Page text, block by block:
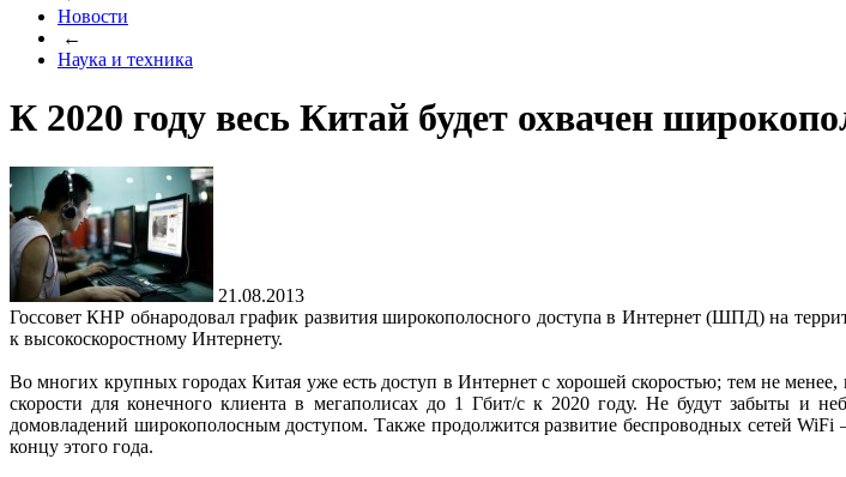
Новости
←
Наука и техника
К 2020 году весь Китай будет охвачен
21.08.2013
Госсовет КНР обнародовал график развития широкополосного доступа в Интернет (ШПД) на
к высокоскоростному Интернету.
Во многих крупных городах Китая уже есть доступ в Интернет с хорошей скоростью; тем не
скорости для конечного клиента в мегаполисах до 1 Гбит/с к 2020 году. Не будут забыты и
домовладений широкополосным доступом. Также продолжится развитие беспроводных сетей
концу этого года.